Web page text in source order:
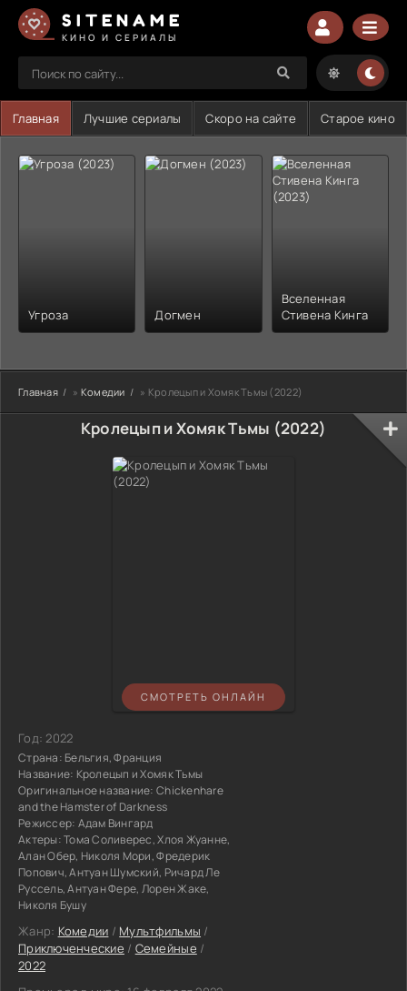
SITENAME
КИНО И СЕРИАЛЫ
Главная Лучшие сериалы Скоро на сайте Старое кино
Угроза Догмен
Вселенная
Стивена Кинга
Главная » Комедии » Кролецып и Хомяк Тьмы (2022)
Кролецып и Хомяк Тьмы (2022)
СМОТРЕТЬ ОНЛАЙН
Год:2022
Страна: Бельгия, Франция
Название: Кролецып и Хомяк Тьмы
Оригинальное название: Chickenhare
and the Hamster of Darkness
Режиссер: Адам Вингард
Актеры:Тома Соливерес, Хлоя Жуанне,
Алан Обер, Николя Мори, Фредерик
Попович, Антуан Шумский, Ричард Ле
Руссель, Антуан Фере, Лорен Жаке,
Николя Бушу
Жанр: Комедии / Мультфильмы /
Приключенческие / Семейные /
2022